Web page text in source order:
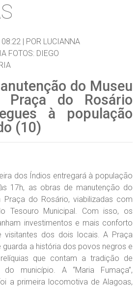
| POR LUCIANNA
FOTOS: DIEGO
do Museu
Praça do Rosário
à população
(10)
dos Índios entregará à população
17h, as obras de manutenção do
Praça do Rosário, viabilizadas com
Tesouro Municipal. Com isso, os
investimentos e mais conforto
visitantes dos dois locais. A Praça
guarda a história dos povos negros e
que contam a tradição de
município. A “Maria Fumaça”,
a primeira locomotiva de Alagoas,